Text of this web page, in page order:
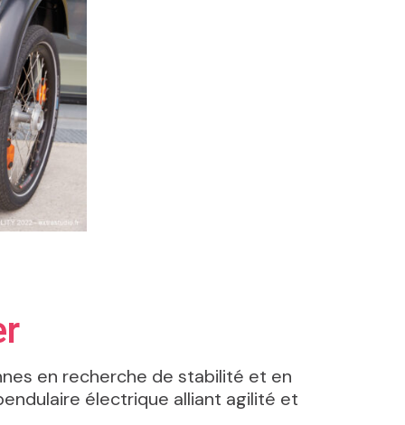
en recherche de stabilité et en
électrique alliant agilité et